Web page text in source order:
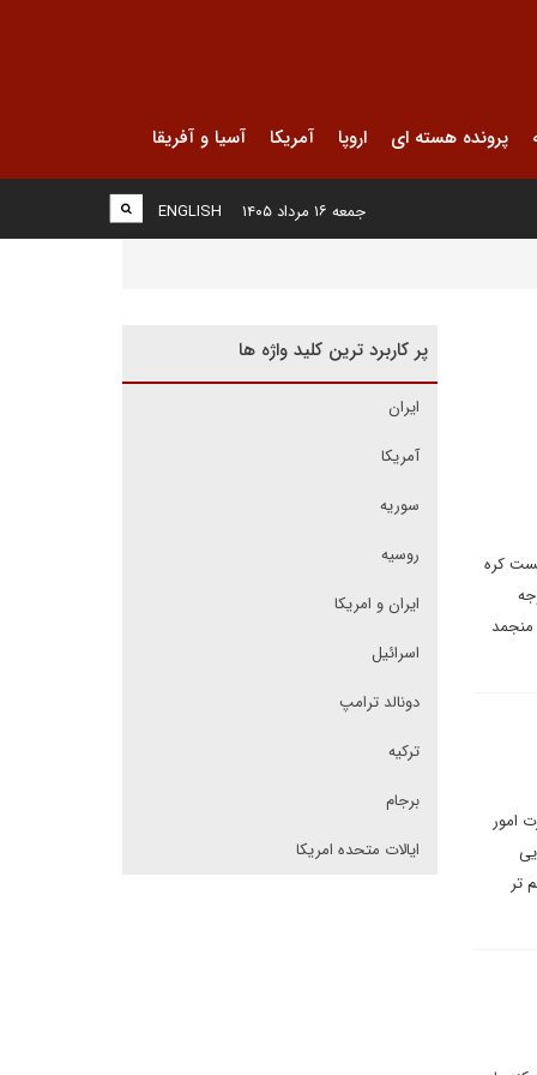
پرونده هسته ای اروپا آمریکا آسیا و آفریقا
ENGLISH جمعه ۱۶ مرداد ۱۴۰۵
کره
منجمد
امور
تر
پر کاربرد ترین کلید واژه ها
ایران
آمریکا
سوریه
روسیه
ایران و امریکا
اسرائیل
دونالد ترامپ
ترکیه
برجام
ایالات متحده امریکا